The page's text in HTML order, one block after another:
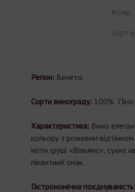
Колір:
Сорт
Регіон: Венето.
Сорти винограду: 100% Піно
Характеристика: Вино
кольору з рожевим
ноти груші «Вільямс», сухих
пікантний смак.
Гастрономічна